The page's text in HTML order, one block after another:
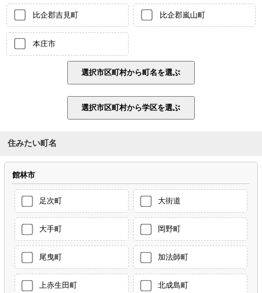
比企郡吉見町 比企郡嵐山町
本庄市
住みたい町名
館林市
足次町 大街道
大手町 岡野町
尾曳町 加法師町
上赤生田町 北成島町